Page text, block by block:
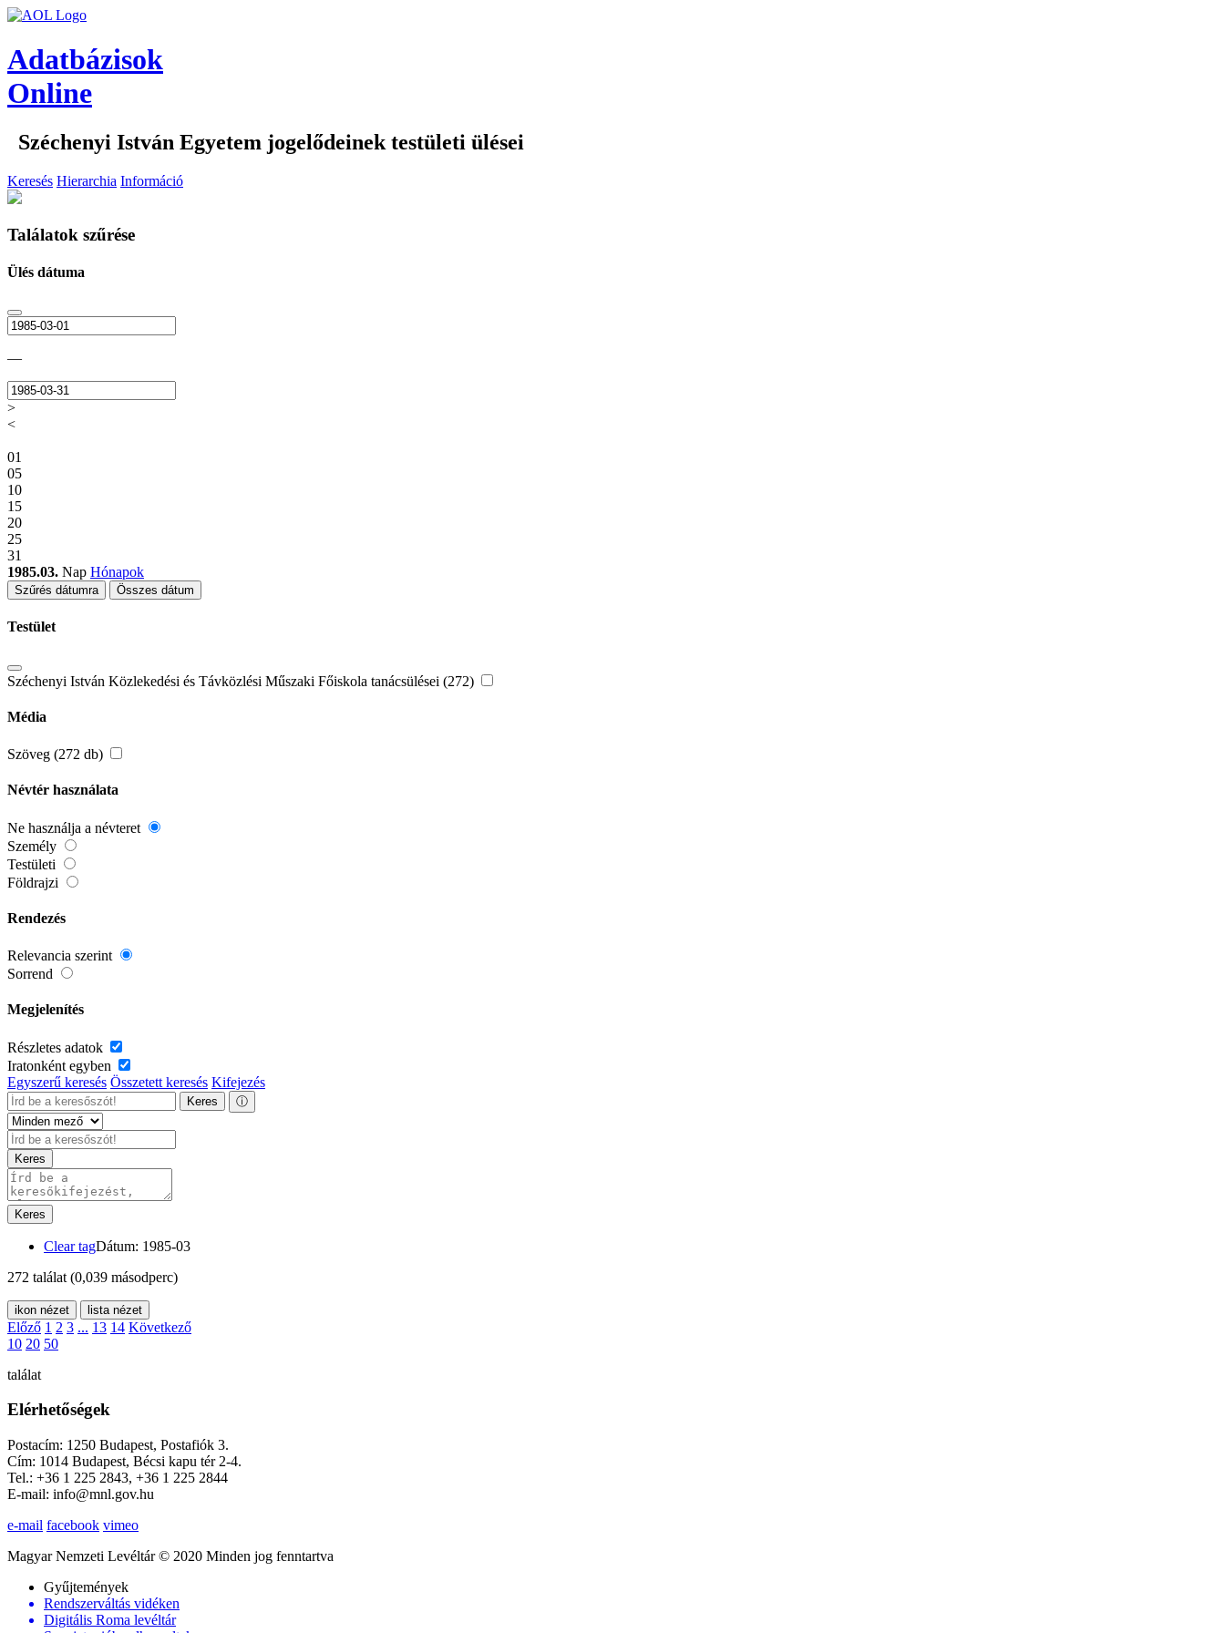
Adatbázisok
Online
Széchenyi István Egyetem jogelődeinek testületi ülései
Keresés Hierarchia Információ
Találatok szűrése
Ülés dátuma
—
>
<
01
05
10
15
20
25
31
1985.03. Nap Hónapok
Szűrés dátumra Összes dátum
Testület
Széchenyi István Közlekedési és Távközlési Műszaki Főiskola tanácsülései (272)
Média
Szöveg (272 db)
Névtér használata
Ne használja a névteret
Személy
Testületi
Földrajzi
Rendezés
Relevancia szerint
Sorrend
Megjelenítés
Részletes adatok
Iratonként egyben
Egyszerű keresés Összetett keresés Kifejezés
Keres ⓘ
Keres
Keres
Clear tagDátum: 1985-03
272 találat (0,039 másodperc)
ikon nézet lista nézet
Előző 1 2 3 ... 13 14 Következő
10 20 50
találat
Elérhetőségek
Postacím: 1250 Budapest, Postafiók 3.
Cím: 1014 Budapest, Bécsi kapu tér 2-4.
Tel.: +36 1 225 2843, +36 1 225 2844
E-mail: info@mnl.gov.hu
e-mail facebook vimeo
Magyar Nemzeti Levéltár © 2020 Minden jog fenntartva
Gyűjtemények
Rendszerváltás vidéken
Digitális Roma levéltár